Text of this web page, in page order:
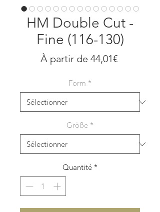
HM Double Cut -
Fine (116-130)
À partir de 44,01€Prix
Form *
Größe *
Quantité *